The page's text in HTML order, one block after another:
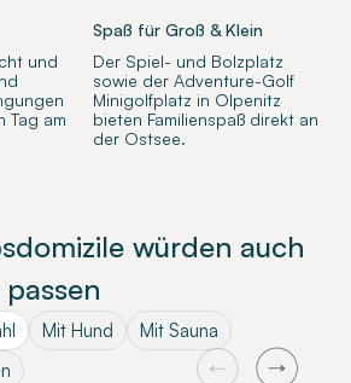
und
Tag am
Spaß für Groß & Klein
Der Spiel- und Bolzplatz
sowie der Adventure-Golf
Minigolfplatz in Olpenitz
bieten Familienspaß direkt an
der Ostsee.
würden auch
Mit Hund
Mit Sauna